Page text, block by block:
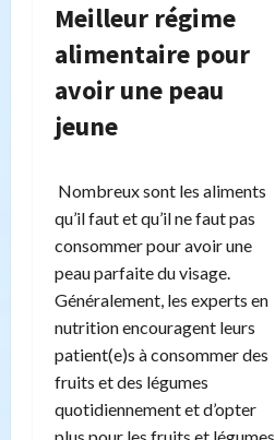
Meilleur régime
alimentaire pour
avoir une peau
jeune
Nombreux sont les aliments
qu’il faut et qu’il ne faut pas
consommer pour avoir une
peau parfaite du visage.
Généralement, les experts en
nutrition encouragent leurs
patient(e)s à consommer des
fruits et des légumes
quotidiennement et d’opter